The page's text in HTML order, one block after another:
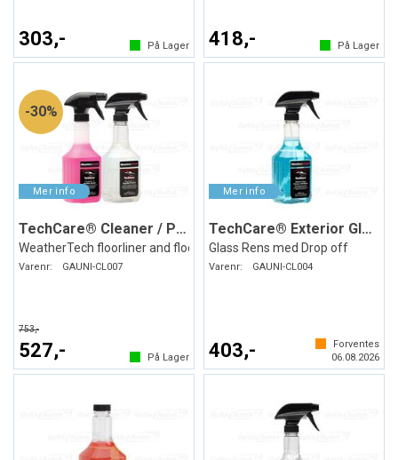
303,- På Lager 418,- På Lager
30%
TechCare® Cleaner / Protector
WeatherTech floorliner and floormat
Varenr: GAUNI-CL007
753,-
527,- På Lager
TechCare® Exterior Glass Cleaner
Glass Rens med Drop off
Varenr: GAUNI-CL004
403,-
Forventes
06.08.2026